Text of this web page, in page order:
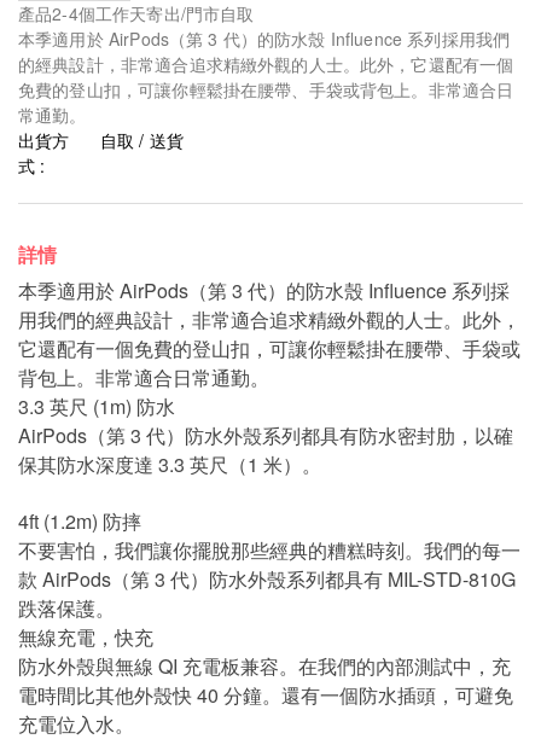
產品2-4個工作天寄出/門市自取
本季適用於 AirPods（第 3 代）的防水殼 Influence 系列採用我們
的經典設計，非常適合追求精緻外觀的人士。此外，它還配有一個
免費的登山扣，可讓你輕鬆掛在腰帶、手袋或背包上。非常適合日
常通勤。
出貨方
式 :
自取 / 送貨
詳情
本季適用於 AirPods（第 3 代）的防水殼 Influence 系列採
用我們的經典設計，非常適合追求精緻外觀的人士。此外，
它還配有一個免費的登山扣，可讓你輕鬆掛在腰帶、手袋或
背包上。非常適合日常通勤。
3.3 英尺 (1m) 防水
AirPods（第 3 代）防水外殼系列都具有防水密封肋，以確
保其防水深度達 3.3 英尺（1 米）。
4ft (1.2m) 防摔
不要害怕，我們讓你擺脫那些經典的糟糕時刻。我們的每一
款 AirPods（第 3 代）防水外殼系列都具有 MIL-STD-810G
跌落保護。
無線充電，快充
防水外殼與無線 QI 充電板兼容。在我們的內部測試中，充
電時間比其他外殼快 40 分鐘。還有一個防水插頭，可避免
充電位入水。